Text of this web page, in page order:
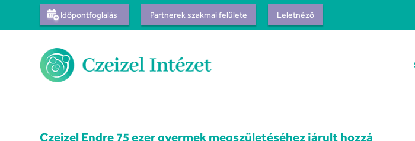
Időpontfoglalás Partnerek szakmai felülete Leletnéző
Czeizel Endre 75 ezer gyermek megszületéséhez járult hozzá